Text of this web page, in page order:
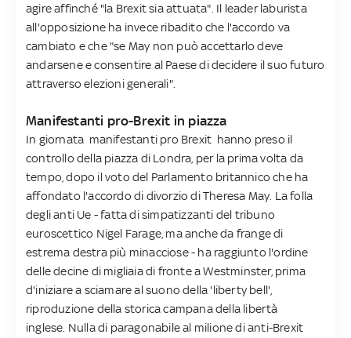
agire affinché "la Brexit sia attuata". Il leader laburista
all'opposizione ha invece ribadito che l'accordo va
cambiato e che "se May non può accettarlo deve
andarsene e consentire al Paese di decidere il suo futuro
attraverso elezioni generali".
Manifestanti pro-Brexit in piazza
In giornata manifestanti pro Brexit hanno preso il
controllo della piazza di Londra, per la prima volta da
tempo, dopo il voto del Parlamento britannico che ha
affondato l'accordo di divorzio di Theresa May. La folla
degli anti Ue - fatta di simpatizzanti del tribuno
euroscettico Nigel Farage, ma anche da frange di
estrema destra più minacciose - ha raggiunto l'ordine
delle decine di migliaia di fronte a Westminster, prima
d'iniziare a sciamare al suono della 'liberty bell',
riproduzione della storica campana della libertà
inglese. Nulla di paragonabile al milione di anti-Brexit